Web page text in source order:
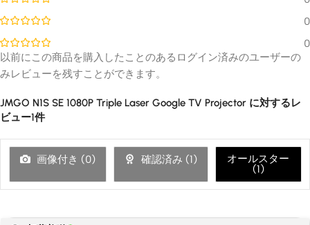
0
0
JMGO N1S SE 1080P Triple Laser Google TV Projector に対するレ
ビュー1件
画像付き (0) 確認済み (1)
オールスター
(1)
以前にこの商品を購入したことのあるログイン済みのユーザーの
みレビューを残すことができます。